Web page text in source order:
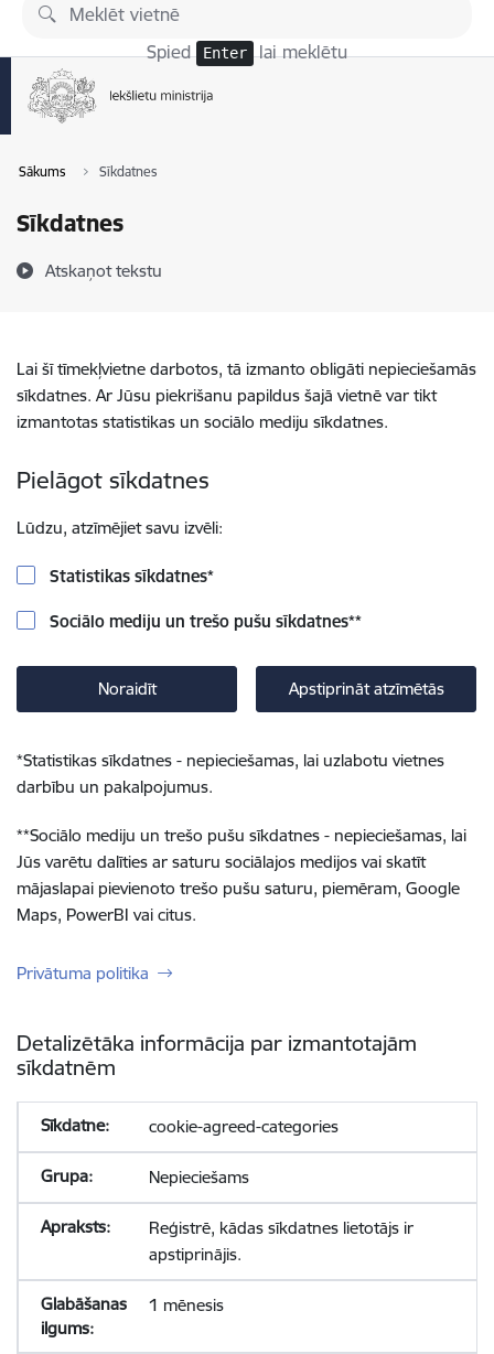
Pāriet uz lapas saturu
Spied Enter lai meklētu
Sākums Sīkdatnes
Sīkdatnes
Atskaņot tekstu
Lai šī tīmekļvietne darbotos, tā izmanto obligāti nepieciešamās
sīkdatnes. Ar Jūsu piekrišanu papildus šajā vietnē var tikt
izmantotas statistikas un sociālo mediju sīkdatnes.
Pielāgot sīkdatnes
Lūdzu, atzīmējiet savu izvēli:
Statistikas sīkdatnes*
Sociālo mediju un trešo pušu sīkdatnes**
Noraidīt Apstiprināt atzīmētās
*Statistikas sīkdatnes - nepieciešamas, lai uzlabotu vietnes
darbību un pakalpojumus.
**Sociālo mediju un trešo pušu sīkdatnes - nepieciešamas, lai
Jūs varētu dalīties ar saturu sociālajos medijos vai skatīt
mājaslapai pievienoto trešo pušu saturu, piemēram, Google
Maps, PowerBI vai citus.
Privātuma politika
Detalizētāka informācija par izmantotajām
sīkdatnēm
cookie-agreed-categories
Nepieciešams
Reģistrē, kādas sīkdatnes lietotājs ir
apstiprinājis.
1 mēnesis